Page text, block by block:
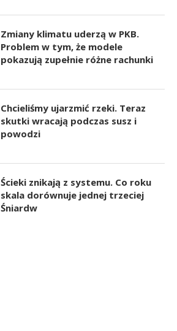
Zmiany klimatu uderzą w PKB.
Problem w tym, że modele
pokazują zupełnie różne rachunki
Chcieliśmy ujarzmić rzeki. Teraz
skutki wracają podczas susz i
powodzi
Ścieki znikają z systemu. Co roku
skala dorównuje jednej trzeciej
Śniardw